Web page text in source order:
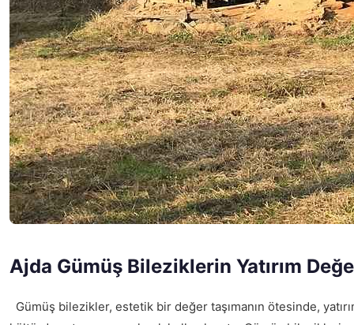
Ajda Gümüş Bileziklerin Yatırım
Gümüş bilezikler, estetik bir değer taşımanın ötesinde,